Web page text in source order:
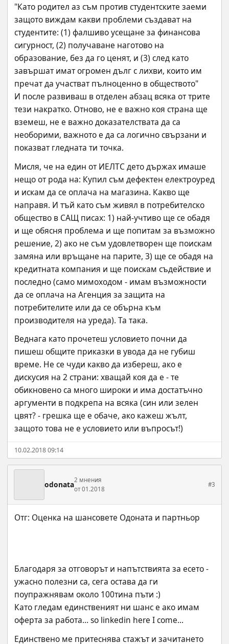
"Като родител аз съм против студентските заеми
защото виждам какви проблеми създават на
студентите: (1) фалшиво усещане за финансова
сигурност, (2) получаване наготово на
образование, без да го ценят, и (3) след като
завършат имат огромен дълг с лихви, които им
пречат да участват пълноценно в обществото"
И после развиваш в отделен абзац всяка от трите
тези накратко. Отново, не е важно коя страна ще
вземеш, не е важно доказателствата да са
необорими, важното е да са логично свързани и
показват гледната ти точка.
Мисля, че на един от ИЕЛТС дето държах имаше
нещо от рода на: Купил съм дефектен електроуред
и искам да се оплача на магазина. Какво ще
направя. И тъй като съм живял в потребителско
общество в САЩ писах: 1) най-учтиво ще се обадя
и ще обясня проблема и ще попитам за възможно
решение, 2) ако не съм удовлетворен ще поискам
замяна или връщане на парите, 3) ще се обадя на
кредитната компания и ще поискам съдействие и
последно (само мимоходом - имам възможности
да се оплача на Агенция за защита на
потребителите или да се обърна към
производителя на уреда). Та така.
Веднага като прочетеш условието почни да
пишеш общите приказки в увода да не губиш
време. Не се чуди какво да избереш, ако е
дискусия на 2 страни: хващай коя да е - те
обикновено са много широки и има достатъчно
аргументи в подкрепа на всяка (син или зелен
цвят? - грешка ще е обаче, ако кажеш жълт,
защото това не е условието или въпросът!)
10.02.2018 09:14
odonata2 мнения
от 01.2018
#3
Благодаря за отговорът и напътствията за есето -
ужасно полезни са, сега остава да ги
поупражнявам около 100тина пъти :)
Като гледам единственият ни шанс е ако имам
оферта за работа... so linkedin here I come...
Единствено ме притеснява стажът и зачитането